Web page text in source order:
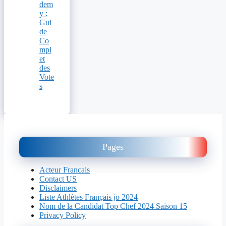
dem
y :
Gui
de
Co
mpl
et
des
Vote
s
Pages
Acteur Francais
Contact US
Disclaimers
Liste Athlètes Français jo 2024
Nom de la Candidat Top Chef 2024 Saison 15
Privacy Policy